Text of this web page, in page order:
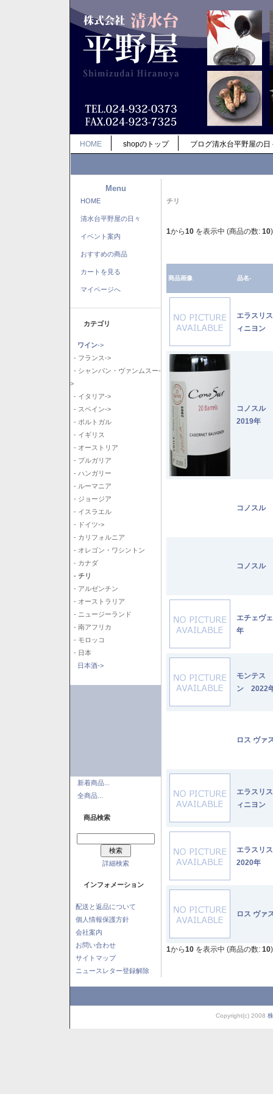
HOME shopのトップ ブログ清水台平野屋の日
Menu
HOME
清水台平野屋の日々
イベント案内
おすすめの商品
カートを見る
マイページへ
カテゴリ
ワイン->
- フランス->
- シャンパン・ヴァンムスー-
>
- イタリア->
- スペイン->
- ポルトガル
- イギリス
- オーストリア
- ブルガリア
- ハンガリー
- ルーマニア
- ジョージア
- イスラエル
- ドイツ->
- カリフォルニア
- オレゴン・ワシントン
- カナダ
- チリ
- アルゼンチン
- オーストラリア
- ニュージーランド
- 南アフリカ
- モロッコ
- 日本
日本酒->
新着商品...
全商品...
商品検索
詳細検索
インフォメーション
配送と返品について
個人情報保護方針
会社案内
お問い合わせ
サイトマップ
ニュースレター登録解除
チリ
1から10 を表示中 (商品の数: 10)
商品画像 品名-
エラスリ
ィニヨン
コノスル
2019年
コノスル
コノスル
エチェヴ
年
モンテス
ン 2022
ロス ヴァ
エラスリ
ィニヨン
エラスリ
2020年
ロス ヴァ
1から10 を表示中 (商品の数: 10)
Copyright(c) 2008